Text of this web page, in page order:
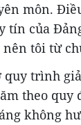
môn.
tín của
tôi từ
quy trình
theo
không